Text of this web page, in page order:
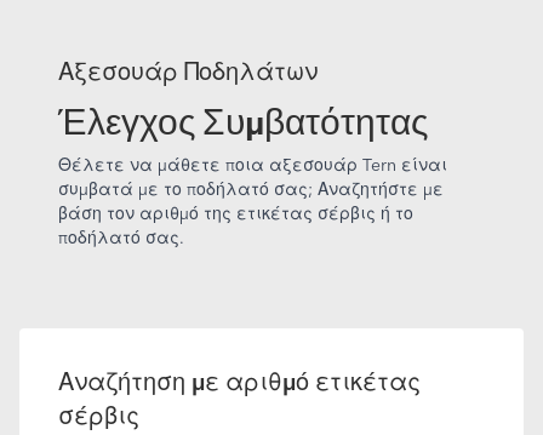
Αξεσουάρ Ποδηλάτων
Έλεγχος Συμβατότητας
Θέλετε να μάθετε ποια αξεσουάρ Tern είναι
συμβατά με το ποδήλατό σας; Αναζητήστε με
βάση τον αριθμό της ετικέτας σέρβις ή το
ποδήλατό σας.
Αναζήτηση με αριθμό ετικέτας
σέρβις